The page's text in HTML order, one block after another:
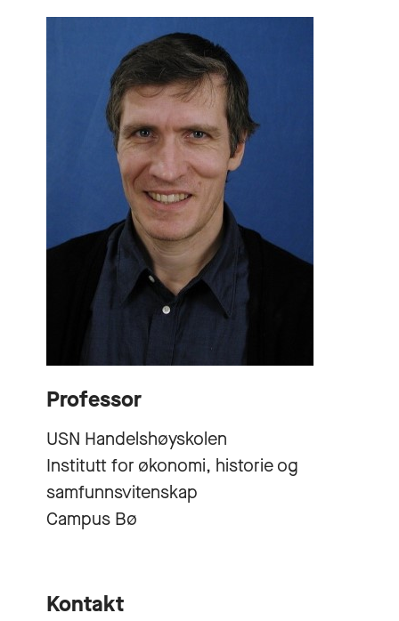
Professor
USN Handelshøyskolen
Institutt for økonomi, historie og
samfunnsvitenskap
Campus Bø
Kontakt